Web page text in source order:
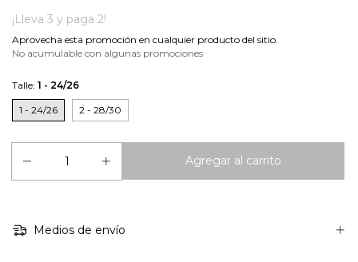
¡Lleva 3 y paga 2!
Aprovecha esta promoción en cualquier producto del sitio.
No acumulable con algunas promociones
Talle: 1 - 24/26
1 - 24/26 2 - 28/30
Medios de envío